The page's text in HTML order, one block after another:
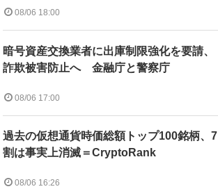
08/06 18:00
暗号資産交換業者に出庫制限強化を要請、
詐欺被害防止へ 金融庁と警察庁
08/06 17:00
過去の仮想通貨時価総額トップ100銘柄、7
割は事実上消滅＝CryptoRank
08/06 16:26